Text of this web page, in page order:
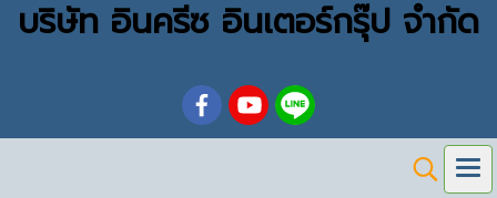
บริษัท อินครีซ อินเตอร์กรุ๊ป จำกัด